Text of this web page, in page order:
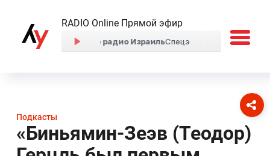
RADIO Online Прямой эфир
Подкасты
«Биньямин-Зеэв (Теодор)